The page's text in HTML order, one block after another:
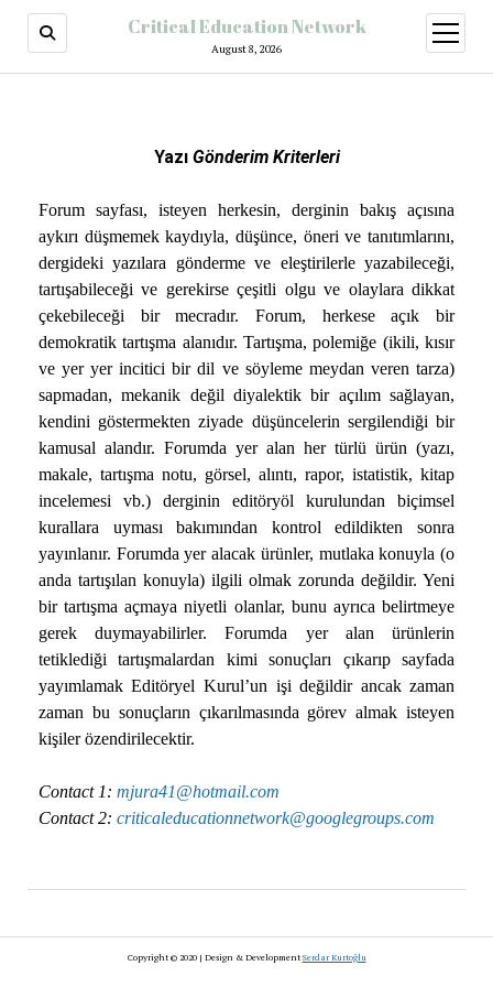
Critical Education Network
August 8, 2026
YazıGönderim Kriterleri
Forum sayfası, isteyen herkesin, derginin bakış açısına
aykırı düşmemek kaydıyla, düşünce, öneri ve tanıtımlarını,
dergideki yazılara gönderme ve eleştirilerle yazabileceği,
tartışabileceği ve gerekirse çeşitli olgu ve olaylara dikkat
çekebileceği bir mecradır. Forum, herkese açık bir
demokratik tartışma alanıdır. Tartışma, polemiğe (ikili, kısır
ve yer yer incitici bir dil ve söyleme meydan veren tarza)
sapmadan, mekanik değil diyalektik bir açılım sağlayan,
kendini göstermekten ziyade düşüncelerin sergilendiği bir
kamusal alandır. Forumda yer alan her türlü ürün (yazı,
makale, tartışma notu, görsel, alıntı, rapor, istatistik, kitap
incelemesi vb.) derginin editöryöl kurulundan biçimsel
kurallara uyması bakımından kontrol edildikten sonra
yayınlanır. Forumda yer alacak ürünler, mutlaka konuyla (o
anda tartışılan konuyla) ilgili olmak zorunda değildir. Yeni
bir tartışma açmaya niyetli olanlar, bunu ayrıca belirtmeye
gerek duymayabilirler. Forumda yer alan ürünlerin
tetiklediği tartışmalardan kimi sonuçları çıkarıp sayfada
yayımlamak Editöryel Kurul’un işi değildir ancak zaman
zaman bu sonuçların çıkarılmasında görev almak isteyen
kişiler özendirilecektir.
Contact 1: mjura41@hotmail.com
Contact 2: criticaleducationnetwork@googlegroups.com
Copyright © 2020 | Design & Development Serdar Kurtoğlu